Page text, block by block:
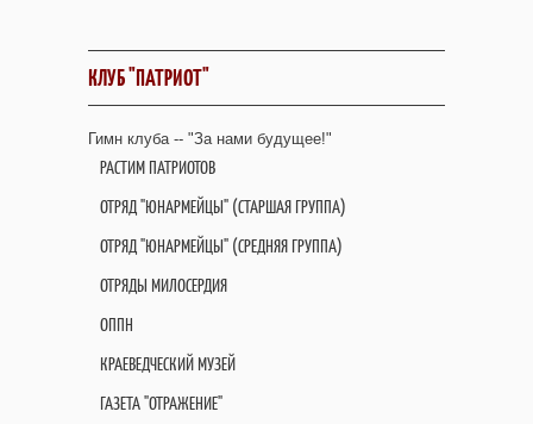
КЛУБ "ПАТРИОТ"
Гимн клуба -- "За нами будущее!"
РАСТИМ ПАТРИОТОВ
ОТРЯД "ЮНАРМЕЙЦЫ" (СТАРШАЯ ГРУППА)
ОТРЯД "ЮНАРМЕЙЦЫ" (СРЕДНЯЯ ГРУППА)
ОТРЯДЫ МИЛОСЕРДИЯ
ОППН
КРАЕВЕДЧЕСКИЙ МУЗЕЙ
ГАЗЕТА "ОТРАЖЕНИЕ"